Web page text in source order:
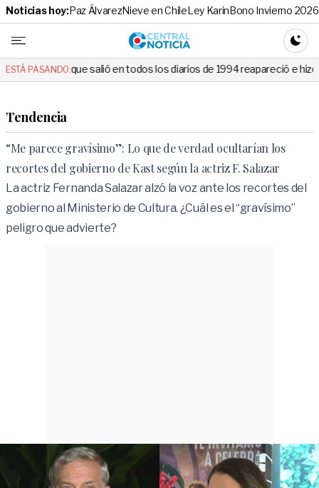
Noticias hoy:Paz ÁlvarezNieve en ChileLey KarinBono Invierno 2026
Central
ESTÁ PASANDO:
salió en todos los diarios de 1994 reapareció e hizo llorar a todos en
Tendencia
“Me parece gravísimo”: Lo que de verdad ocultarían los
recortes del gobierno de Kast según la actriz F. Salazar
La actriz Fernanda Salazar alzó la voz ante los recortes del
gobierno al Ministerio de Cultura. ¿Cuál es el “gravísimo”
peligro que advierte?